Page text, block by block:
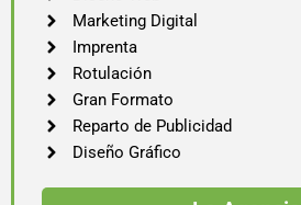
Marketing Digital
Imprenta
Rotulación
Gran Formato
Reparto de Publicidad
Diseño Gráfico